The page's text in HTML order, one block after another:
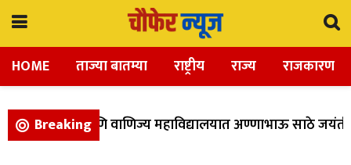
HOME ताज्या बातम्या राष्ट्रीय राज्य राजकारण
Breaking
विज्ञान, आणि वाणिज्य महाविद्यालयात अण्णाभाऊ साठे जयंती